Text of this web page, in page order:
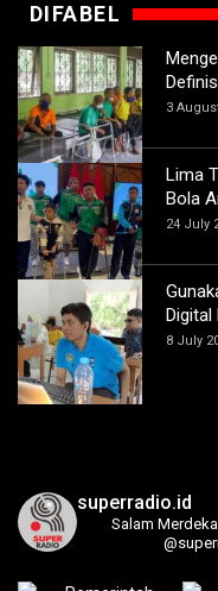
DIFABEL
3
Lima
Bola
24 July
Digital
8 July
superradio.id
Salam